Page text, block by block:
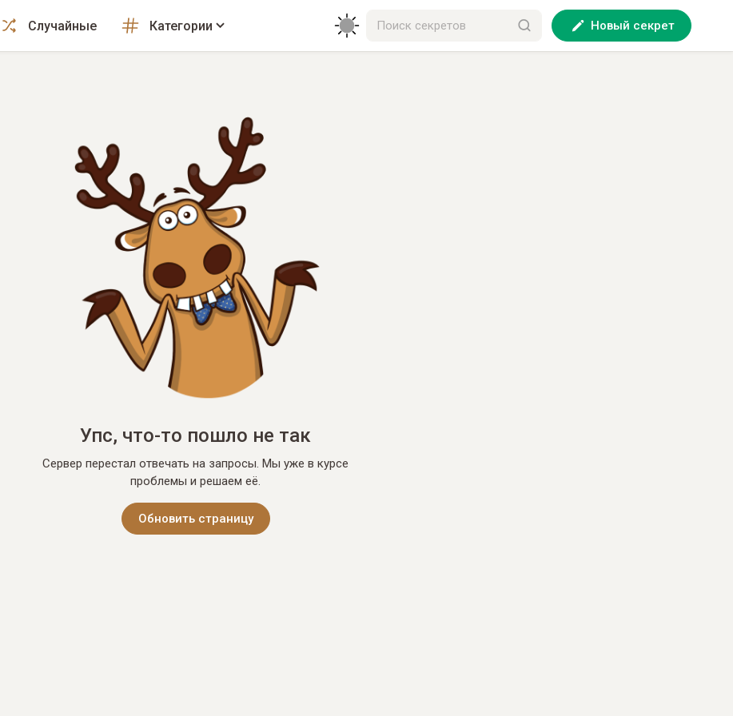
Случайные Категории Новый секрет
Упс, что-то пошло не так
Сервер перестал отвечать на запросы. Мы уже в курсе
проблемы и решаем её.
Обновить страницу